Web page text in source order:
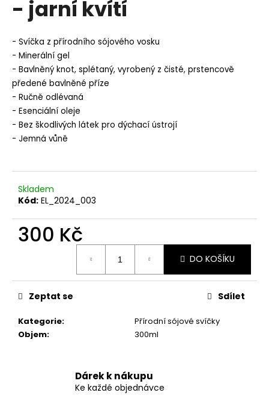
- jarní kvítí
- Svíčka z přírodního sójového vosku
- Minerální gel
- Bavlněný knot, splétaný, vyrobený z čisté, prstencově
předené bavlněné příze
- Ručně odlévaná
- Esenciální oleje
- Bez škodlivých látek pro dýchací ústrojí
- Jemná vůně
Skladem
Kód: EL_2024_003
300 Kč
DO KOŠÍKU
Kategorie:
Přírodní sójové svíčky
Objem: 300ml
Zeptat se Sdílet
Dárek k nákupu
Ke každé objednávce
a
í
t
?
D
o
p
o
u
m
e